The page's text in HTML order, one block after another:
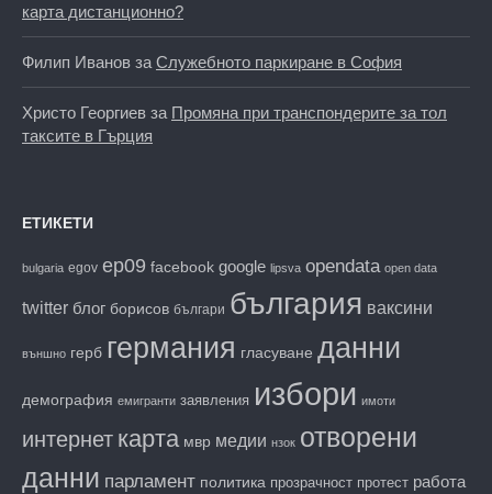
карта дистанционно?
Филип Иванов за Служебното паркиране в София
Христо Георгиев за Промяна при транспондерите за тол
таксите в Гърция
ЕТИКЕТИ
bulgaria egov ep09 facebook google lipsva opendata open data
twitter блог борисов българи българия ваксини
външно герб германия гласуване данни
демография емигранти заявления избори имоти
интернет карта мвр медии нзок отворени
данни парламент политика прозрачност протест работа